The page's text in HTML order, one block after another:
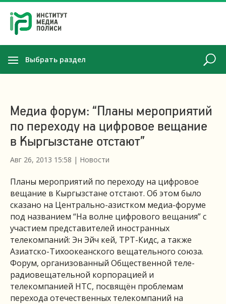
Выбрать раздел
Медиа форум: “Планы мероприятий
по переходу на цифровое вещание
в Кыргызстане отстают”
Авг 26, 2013 15:58 | Новости
Планы мероприятий по переходу на цифровое
вещание в Кыргызстане отстают. Об этом было
сказано на Центрально-азистком медиа-форуме
под названием “На волне цифрового вещания” с
участием представителей иностранных
телекомпаний: Эн Эйч кей, ТРТ-Кидс, а также
Азиатско-Тихоокеанского вещательного союза.
Форум, организованный Общественной теле-
радиовещательной корпорацией и
телекомпанией НТС, посвящён проблемам
перехода отечественных телекомпаний на